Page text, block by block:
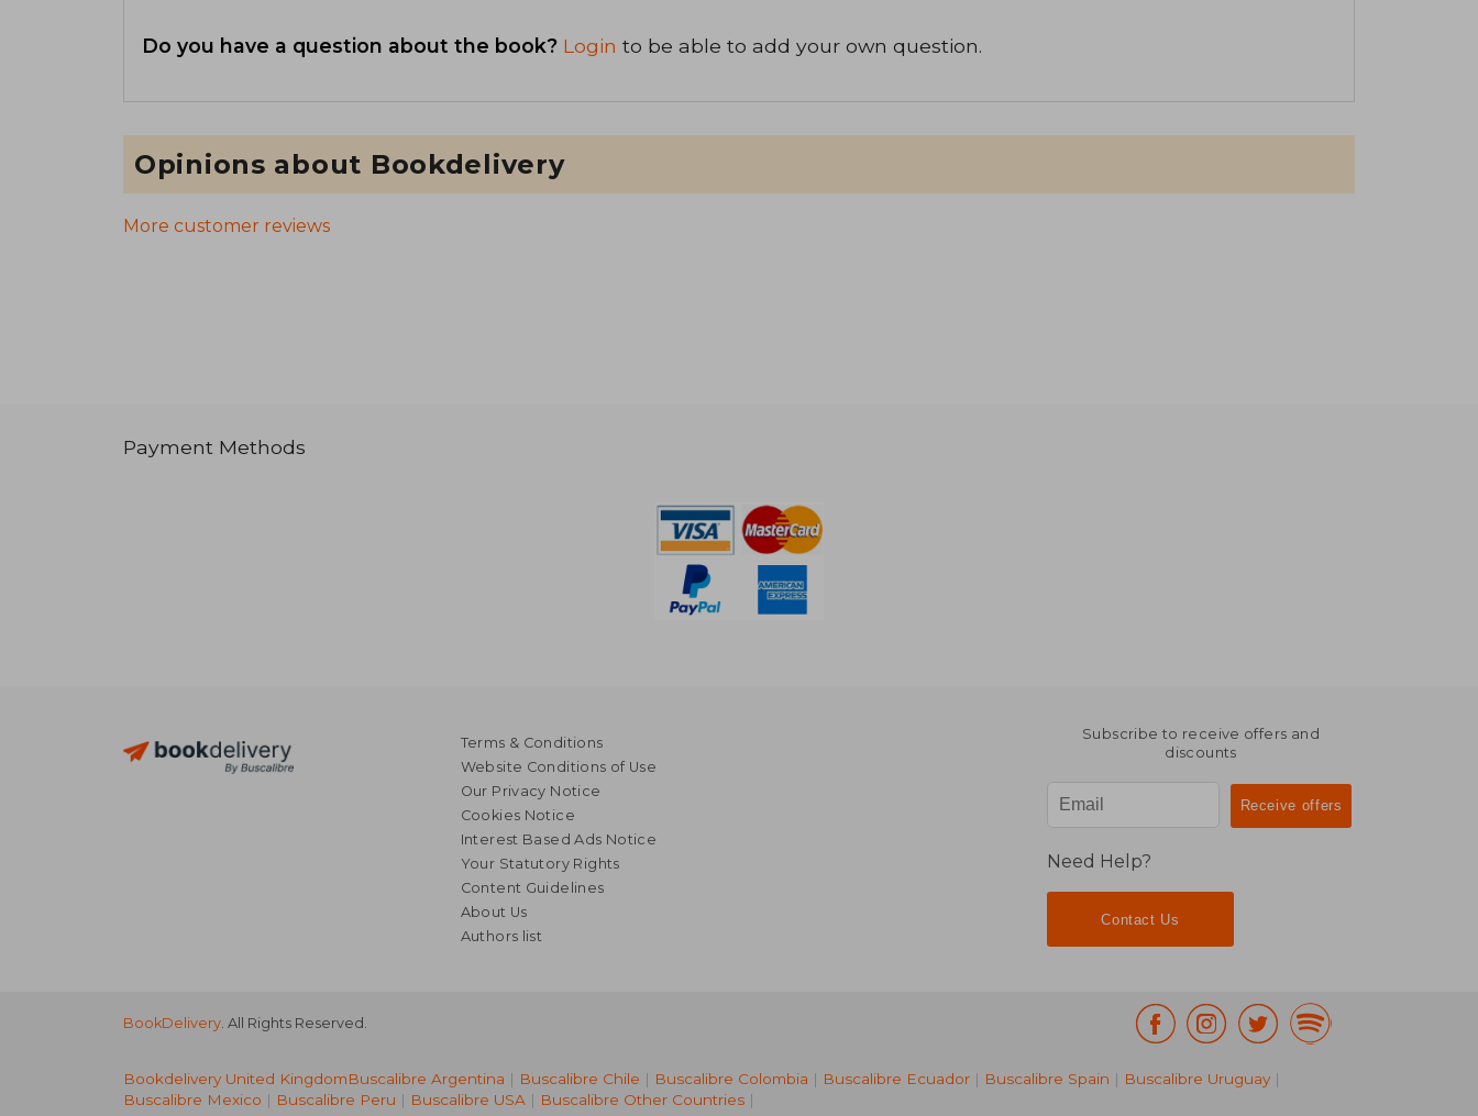
Do you have a question about the book? Login to be able to add your own question.
Opinions about Bookdelivery
More customer reviews
Payment Methods
Terms & Conditions
Website Conditions of Use
Our Privacy Notice
Cookies Notice
Interest Based Ads Notice
Your Statutory Rights
Content Guidelines
About Us
Authors list
Subscribe to receive offers and
discounts
Need Help?
Contact Us
BookDelivery . All Rights Reserved.
Bookdelivery United KingdomBuscalibre Argentina | Buscalibre Chile | Buscalibre Colombia | Buscalibre Ecuador | Buscalibre Spain | Buscalibre Uruguay |
Buscalibre Mexico | Buscalibre Peru | Buscalibre USA | Buscalibre Other Countries |